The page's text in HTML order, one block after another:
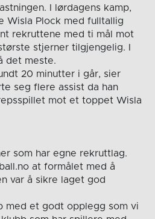
I lørdagens kamp,
Wisla Plock med fulltallig
rekruttene med ti mål mot
stjerner tilgjengelig. I
det meste.
20 minutter i går, sier
seg flere assist da han
mot et toppet Wisla
som har egne rekruttlag.
at formålet med å
var å sikre laget god
med et godt opplegg som vi